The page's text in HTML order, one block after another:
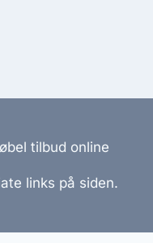
tilbud online
links på siden.